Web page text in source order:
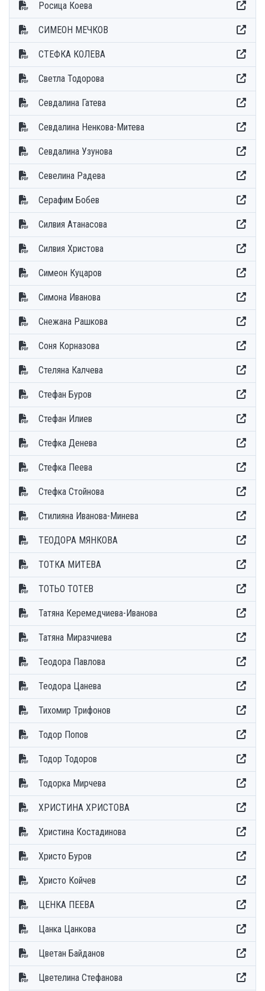
Росица Коева
СИМЕОН МЕЧКОВ
СТЕФКА КОЛЕВА
Светла Тодорова
Севдалина Гатева
Севдалина Ненкова-Митева
Севдалина Узунова
Севелина Радева
Серафим Бобев
Силвия Атанасова
Силвия Христова
Симеон Куцаров
Симона Иванова
Снежана Рашкова
Соня Корназова
Стеляна Калчева
Стефан Буров
Стефан Илиев
Стефка Денева
Стефка Пеева
Стефка Стойнова
Стилияна Иванова-Минева
ТЕОДОРА МЯНКОВА
ТОТКА МИТЕВА
ТОТЬО ТОТЕВ
Татяна Керемедчиева-Иванова
Татяна Миразчиева
Теодора Павлова
Теодора Цанева
Тихомир Трифонов
Тодор Попов
Тодор Тодоров
Тодорка Мирчева
ХРИСТИНА ХРИСТОВА
Христина Костадинова
Христо Буров
Христо Койчев
ЦЕНКА ПЕЕВА
Цанка Цанкова
Цветан Байданов
Цветелина Стефанова